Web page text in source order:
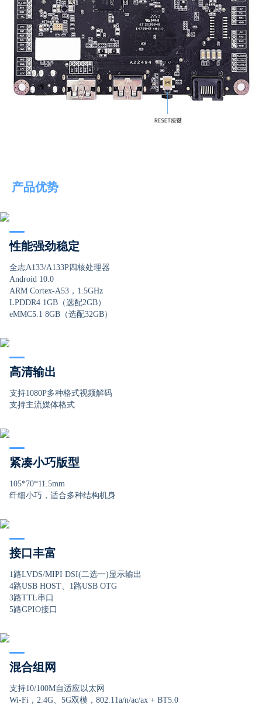
产品优势
性能强劲稳定
全志A133/A133P四核处理器
Android 10.0
ARM Cortex-A53，1.5GHz
LPDDR4 1GB（选配2GB）
eMMC5.1 8GB（选配32GB）
高清输出
支持1080P多种格式视频解码
支持主流媒体格式
紧凑小巧版型
105*70*11.5mm
纤细小巧，适合多种结构机身
接口丰富
1路LVDS/MIPI DSI(二选一)显示输出
4路USB HOST、1路USB OTG
3路TTL串口
5路GPIO接口
混合组网
支持10/100M自适应以太网
Wi-Fi，2.4G、5G双模，802.11a/n/ac/ax + BT5.0